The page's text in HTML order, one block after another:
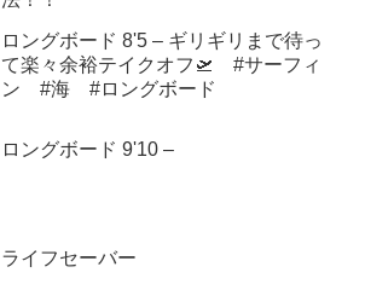
ロングボード 8'5 – ギリギリまで待っ
て楽々余裕テイクオフ🛫 #サーフィ
ン #海 #ロングボード
ロングボード 9'10 –
ライフセーバー